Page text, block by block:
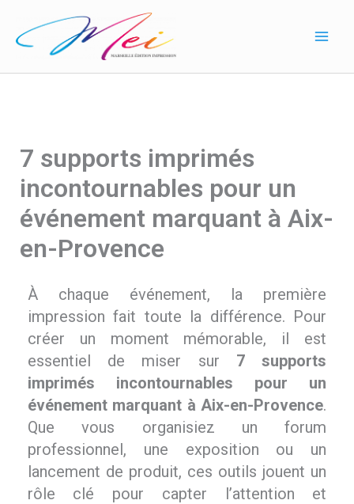
contenu
7 supports imprimés
incontournables pour un
événement marquant à Aix-
en-Provence
À chaque événement, la première
impression fait toute la différence. Pour
créer un moment mémorable, il est
essentiel de miser sur 7 supports
imprimés incontournables pour un
événement marquant à Aix-en-Provence.
Que vous organisiez un forum
professionnel, une exposition ou un
lancement de produit, ces outils jouent un
rôle clé pour capter l’attention et